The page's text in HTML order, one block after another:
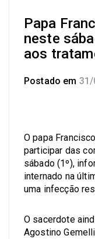
Papa
neste
aos
Postado em 31/
O papa
participar das
sábado (1º),
internado na
uma infecção
O sacerdote
Agostino